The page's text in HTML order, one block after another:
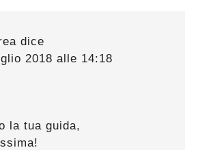
dice
2018 alle 14:18
la tua guida,